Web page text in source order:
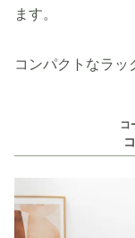
ます。
コンパクトなラッ
コ